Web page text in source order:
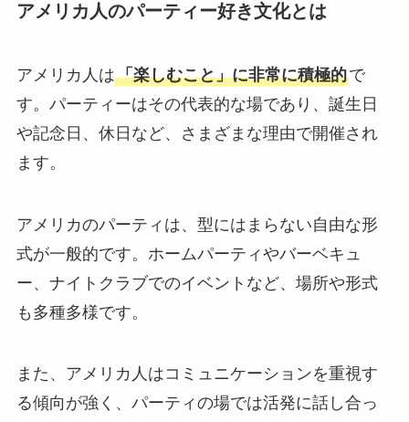
アメリカ人のパーティー好き文化とは
アメリカ人は「楽しむこと」に非常に積極的で
す。パーティーはその代表的な場であり、誕生日
や記念日、休日など、さまざまな理由で開催され
ます。
アメリカのパーティは、型にはまらない自由な形
式が一般的です。ホームパーティやバーベキュ
ー、ナイトクラブでのイベントなど、場所や形式
も多種多様です。
また、アメリカ人はコミュニケーションを重視す
る傾向が強く、パーティの場では活発に話し合っ